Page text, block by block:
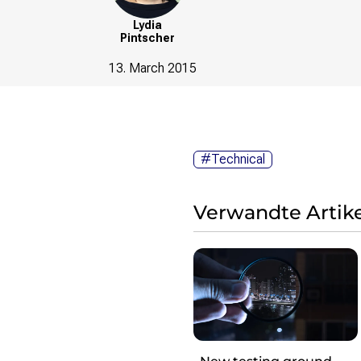
Lydia
Pintscher
13. March 2015
#Technical
Verwandte